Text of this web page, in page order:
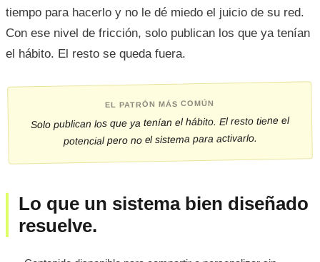
tiempo para hacerlo y no le dé miedo el juicio de su red.
Con ese nivel de fricción, solo publican los que ya tenían
el hábito. El resto se queda fuera.
EL PATRÓN MÁS COMÚN
Solo publican los que ya tenían el hábito. El resto tiene el
potencial pero no el sistema para activarlo.
Lo que un sistema bien diseñado
resuelve.